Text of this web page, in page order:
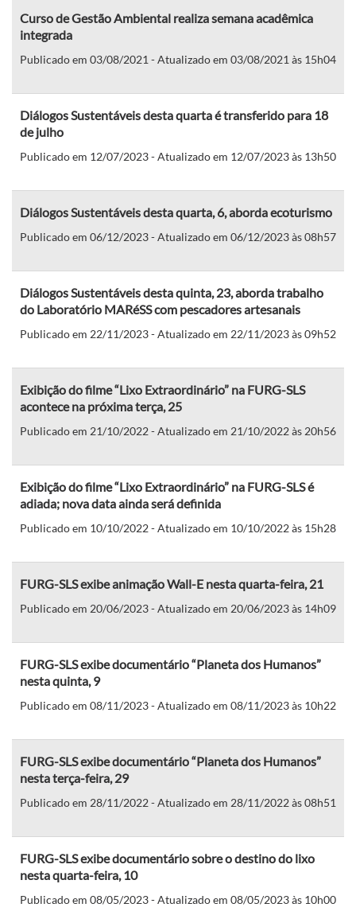
Curso de Gestão Ambiental realiza semana acadêmica
integrada
Publicado em 03/08/2021 - Atualizado em 03/08/2021 às 15h04
Diálogos Sustentáveis desta quarta é transferido para 18
de julho
Publicado em 12/07/2023 - Atualizado em 12/07/2023 às 13h50
Diálogos Sustentáveis desta quarta, 6, aborda ecoturismo
Publicado em 06/12/2023 - Atualizado em 06/12/2023 às 08h57
Diálogos Sustentáveis desta quinta, 23, aborda trabalho
do Laboratório MARéSS com pescadores artesanais
Publicado em 22/11/2023 - Atualizado em 22/11/2023 às 09h52
Exibição do filme “Lixo Extraordinário” na FURG-SLS
acontece na próxima terça, 25
Publicado em 21/10/2022 - Atualizado em 21/10/2022 às 20h56
Exibição do filme “Lixo Extraordinário” na FURG-SLS é
adiada; nova data ainda será definida
Publicado em 10/10/2022 - Atualizado em 10/10/2022 às 15h28
FURG-SLS exibe animação Wall-E nesta quarta-feira, 21
Publicado em 20/06/2023 - Atualizado em 20/06/2023 às 14h09
FURG-SLS exibe documentário “Planeta dos Humanos”
nesta quinta, 9
Publicado em 08/11/2023 - Atualizado em 08/11/2023 às 10h22
FURG-SLS exibe documentário “Planeta dos Humanos”
nesta terça-feira, 29
Publicado em 28/11/2022 - Atualizado em 28/11/2022 às 08h51
FURG-SLS exibe documentário sobre o destino do lixo
nesta quarta-feira, 10
Publicado em 08/05/2023 - Atualizado em 08/05/2023 às 10h00